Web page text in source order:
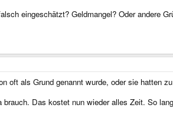
eingeschätzt? Geldmangel? Oder andere
oft als Grund genannt wurde, oder sie hatten
Das kostet nun wieder alles Zeit. So